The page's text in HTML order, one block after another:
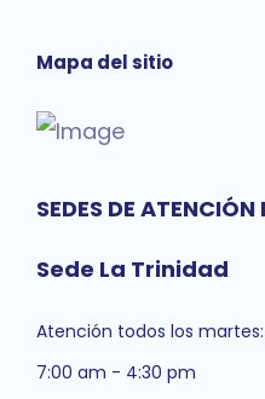
Mapa del sitio
SEDES DE
Sede La Trinidad
Atención todos los martes:
7:00 am - 4:30 pm